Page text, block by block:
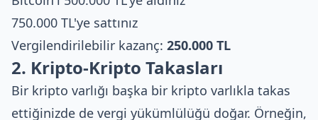
750.000 TL'ye sattınız
Vergilendirilebilir kazanç: 250.000 TL
2. Kripto-Kripto Takasları
Bir kripto varlığı başka bir kripto varlıkla takas
ettiğinizde de vergi yükümlülüğü doğar. Örneğin,